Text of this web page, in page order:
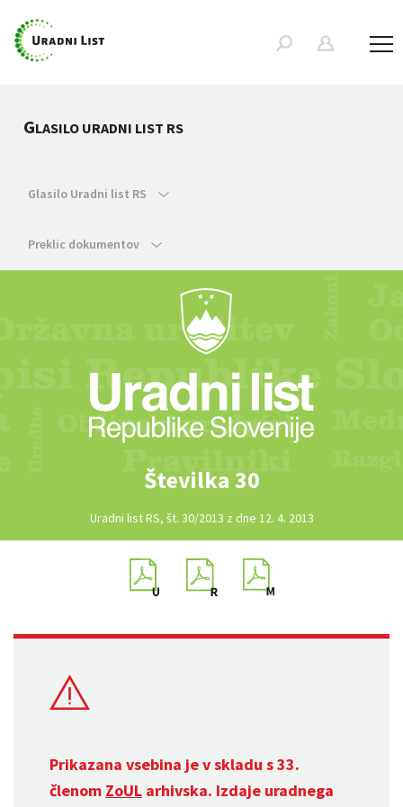
GLASILO URADNI LIST RS
Glasilo Uradni list RS
Preklic dokumentov
Številka 30
Uradni list RS, št. 30/2013 z dne 12. 4. 2013
Prikazana vsebina je v skladu s 33.
členom ZoUL arhivska. Izdaje uradnega